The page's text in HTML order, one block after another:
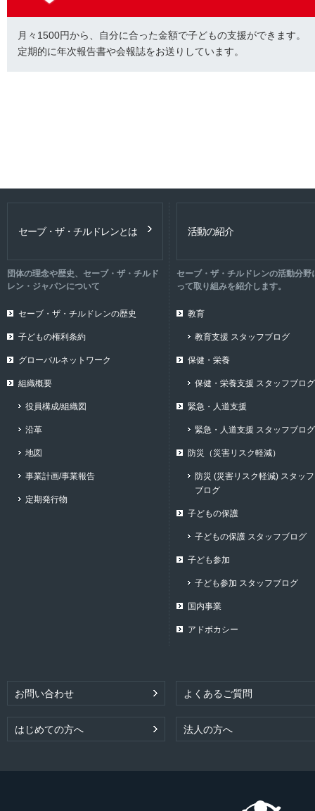
月々1500円から、自分に合った金額で子どもの支援ができます。
定期的に年次報告書や会報誌をお送りしています。
セーブ・ザ・チルドレンとは
団体の理念や歴史、セーブ・ザ・チルド
レン・ジャパンについて
セーブ・ザ・チルドレンの歴史
子どもの権利条約
グローバルネットワーク
組織概要
役員構成/組織図
沿革
地図
事業計画/事業報告
定期発行物
活動の紹介
セーブ・ザ・チルドレンの活動分野
って取り組みを紹介します。
教育
教育支援 スタッフブログ
保健・栄養
保健・栄養支援 スタッフブログ
緊急・人道支援
緊急・人道支援 スタッフブログ
防災（災害リスク軽減）
防災 (災害リスク軽減) スタッフ
ブログ
子どもの保護
子どもの保護 スタッフブログ
子ども参加
子ども参加 スタッフブログ
国内事業
アドボカシー
お問い合わせ よくあるご質問
はじめての方へ 法人の方へ